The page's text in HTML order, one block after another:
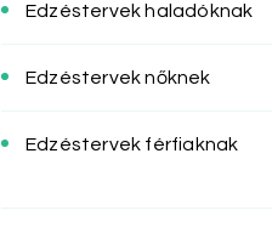
Edzéstervek haladóknak
Edzéstervek nőknek
Edzéstervek férfiaknak